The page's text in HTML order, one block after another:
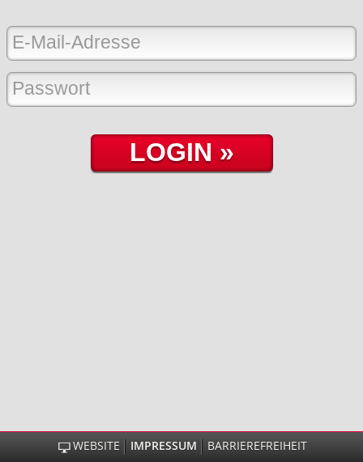
WEBSITE IMPRESSUM BARRIEREFREIHEIT